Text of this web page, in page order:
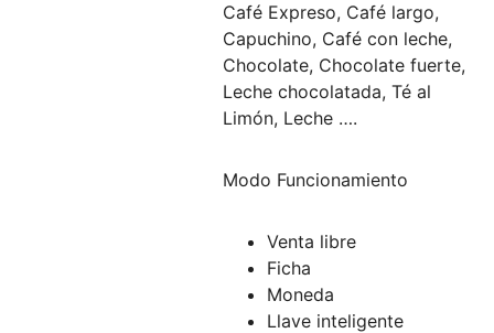
Café Expreso, Café largo,
Capuchino, Café con leche,
Chocolate, Chocolate fuerte,
Leche chocolatada, Té al
Limón, Leche ….
Modo Funcionamiento
Venta libre
Ficha
Moneda
Llave inteligente